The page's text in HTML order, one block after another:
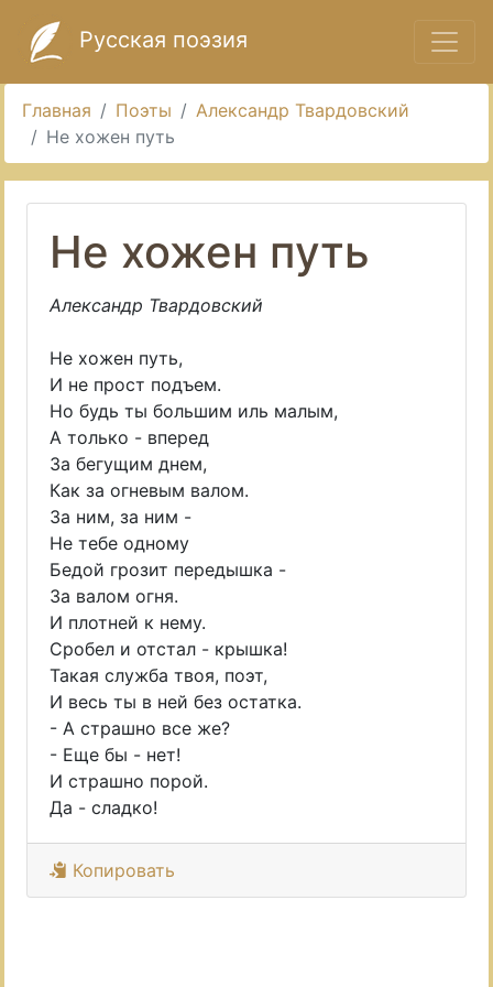
Русская поэзия
Главная Поэты
Александр Твардовский
Не хожен путь
Не хожен путь
Александр Твардовский
Не хожен путь,
И не прост подъем.
Но будь ты большим иль малым,
А только - вперед
За бегущим днем,
Как за огневым валом.
За ним, за ним -
Не тебе одному
Бедой грозит передышка -
За валом огня.
И плотней к нему.
Сробел и отстал - крышка!
Такая служба твоя, поэт,
И весь ты в ней без остатка.
- А страшно все же?
- Еще бы - нет!
И страшно порой.
Да - сладко!
Копировать